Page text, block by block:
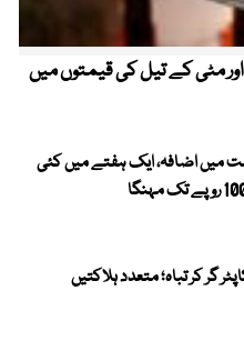
اور مٹی کے تیل کی قیمتوں میں
میں اضافہ، ایک ہفتے میں کئی